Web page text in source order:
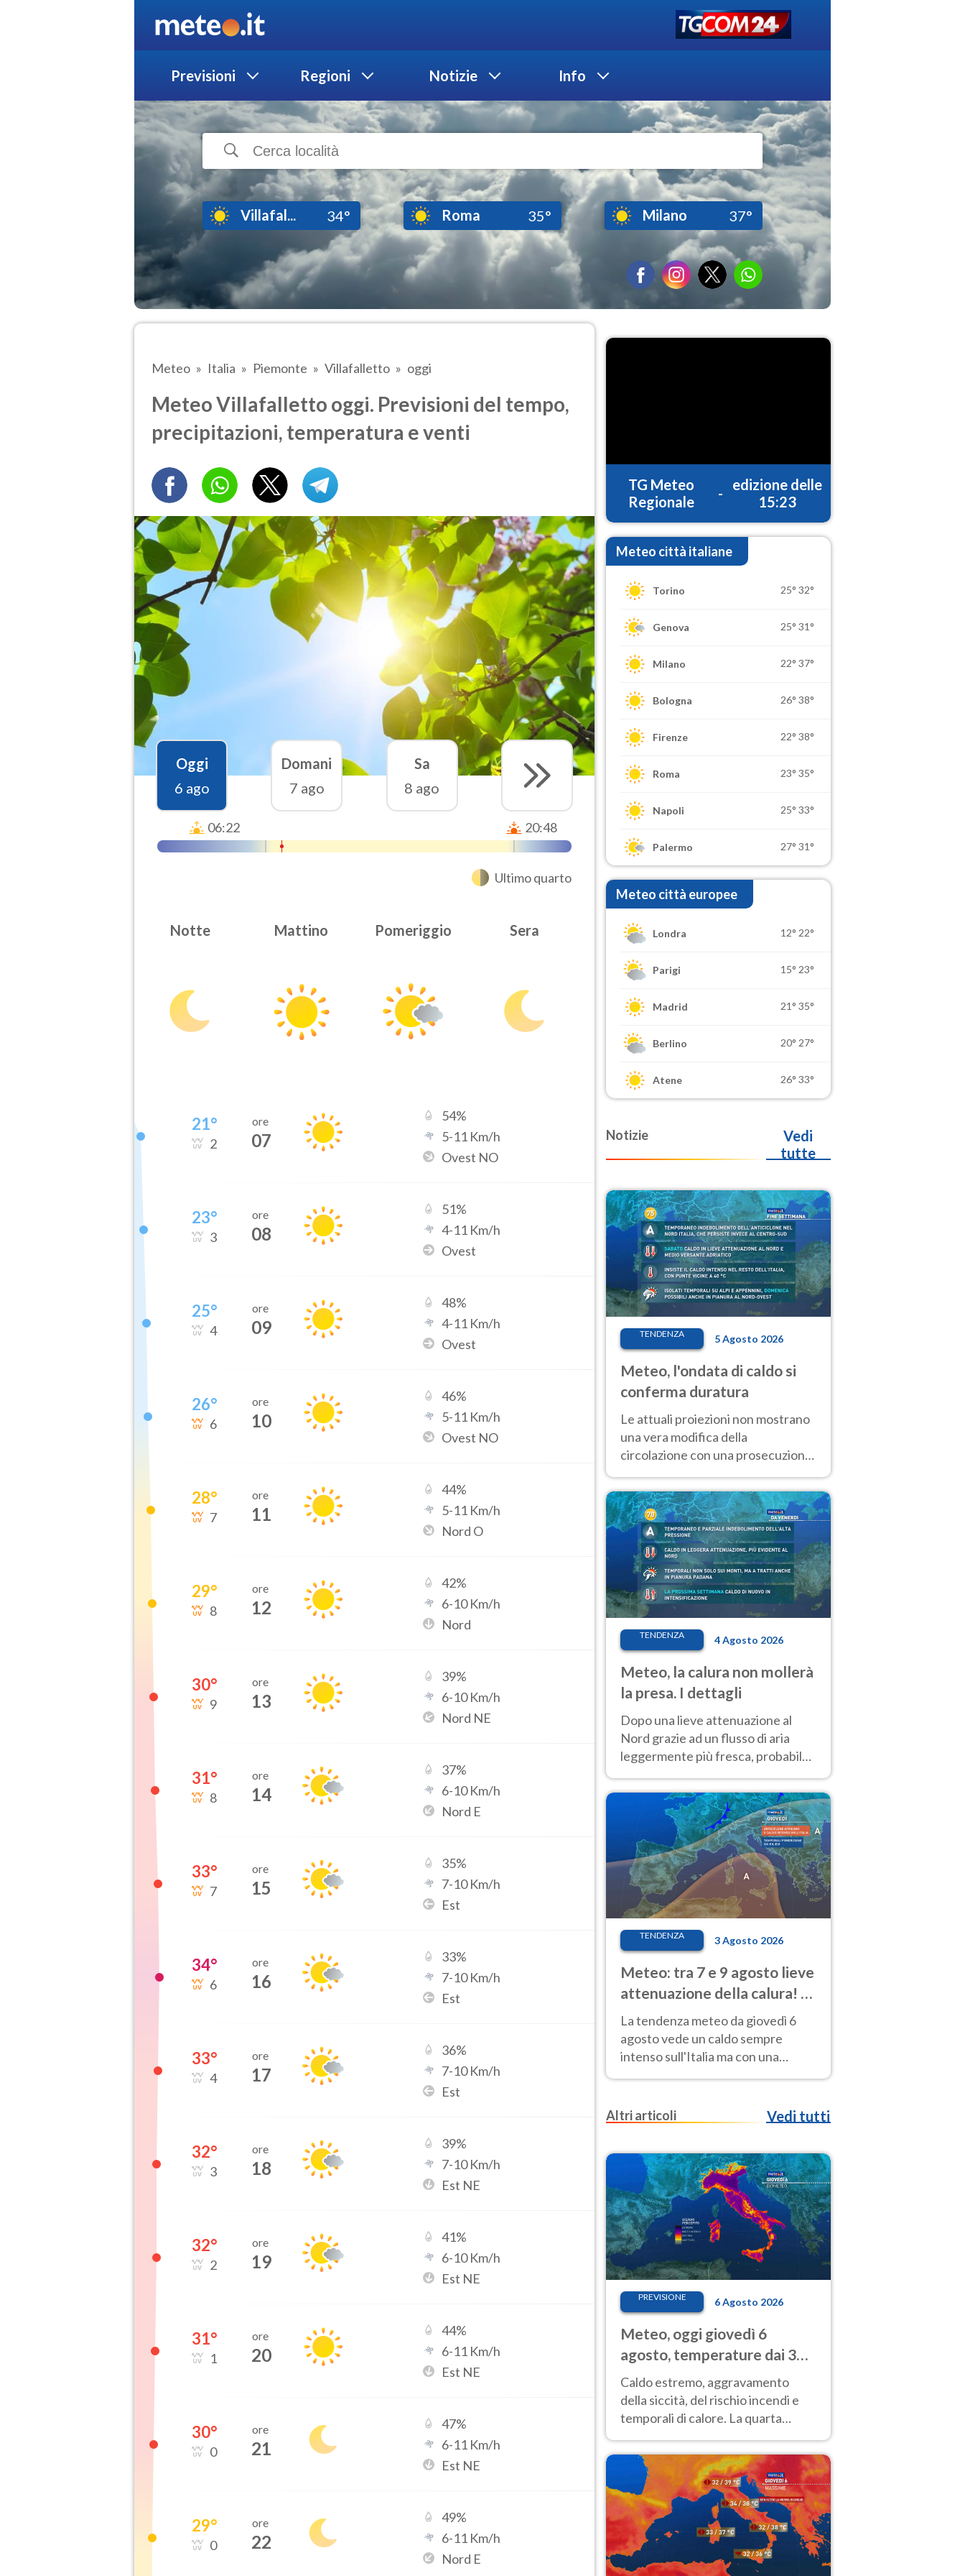
Previsioni Regioni Notizie Info
Villafal... 34° Roma 35° Milano 37°
Meteo Italia Piemonte Villafalletto oggi
Meteo Villafalletto oggi. Previsioni del tempo,
precipitazioni, temperatura e venti
Oggi
6 ago
Domani
7 ago
Sa
8 ago
06:22 20:48
Ultimo quarto
Notte Mattino Pomeriggio Sera
21°
2
ore
07
54%
5-11 Km/h
Ovest NO
23°
3
ore
08
51%
4-11 Km/h
Ovest
25°
4
ore
09
48%
4-11 Km/h
Ovest
26°
6
ore
10
46%
5-11 Km/h
Ovest NO
28°
7
ore
11
44%
5-11 Km/h
Nord O
29°
8
ore
12
42%
6-10Km/h
Nord
30°
9
ore
13
39%
6-10Km/h
Nord NE
31°
8
ore
14
37%
6-10Km/h
Nord E
33°
7
ore
15
35%
7-10Km/h
Est
34°
6
ore
16
33%
7-10Km/h
Est
33°
4
ore
17
36%
7-10Km/h
Est
32°
3
ore
18
39%
7-10Km/h
Est NE
32°
2
ore
19
41%
6-10Km/h
Est NE
31°
1
ore
20
44%
6-11 Km/h
Est NE
30°
0
ore
21
47%
6-11 Km/h
Est NE
29°
0
ore
22
49%
6-11 Km/h
Nord E
TG Meteo
Regionale
-
edizione delle
15:23
Meteo città italiane
Torino 25° 32°
Genova 25° 31°
Milano 22° 37°
Bologna 26° 38°
Firenze 22° 38°
Roma 23° 35°
Napoli 25° 33°
Palermo 27° 31°
Meteo città europee
Londra 12° 22°
Parigi 15° 23°
Madrid 21° 35°
Berlino 20° 27°
Atene 26° 33°
Notizie
Vedi
tutte
TENDENZA 5 Agosto 2026
Meteo, l'ondata di caldo si
conferma duratura
Le attuali proiezioni non mostrano
una vera modifica della
circolazione con una prosecuzione
giorni, compresa la settimana di
Ferragosto
TENDENZA 4 Agosto 2026
Meteo, la calura non mollerà
la presa. I dettagli
Dopo una lieve attenuazione al
Nord grazie ad un flusso di aria
leggermente più fresca, probabile
africano entro Ferragosto
TENDENZA 3 Agosto 2026
Meteo: tra 7 e 9 agosto lieve
attenuazione della calura! Al
Nord rischio temporali
La tendenza meteo da giovedì 6
agosto vede un caldo sempre
intenso sull'Italia ma con una
parziale e lieve attenuazione tra il 7
Altri articoli
Vedi tutti
PREVISIONE 6 Agosto 2026
Meteo, oggi giovedì 6
agosto, temperature dai 33
ai 40 gradi
Caldo estremo, aggravamento
della siccità, del rischio incendi e
temporali di calore. La quarta
tregua e durerà fino Ferragosto